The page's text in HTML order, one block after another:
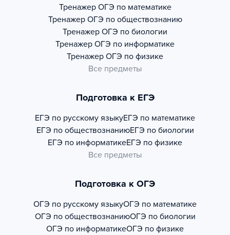
Тренажер ОГЭ по математике
Тренажер ОГЭ по обществознанию
Тренажер ОГЭ по биологии
Тренажер ОГЭ по информатике
Тренажер ОГЭ по физике
Все предметы
Подготовка к ЕГЭ
ЕГЭ по русскому языкуЕГЭ по математике
ЕГЭ по обществознаниюЕГЭ по биологии
ЕГЭ по информатикеЕГЭ по физике
Все предметы
Подготовка к ОГЭ
ОГЭ по русскому языкуОГЭ по математике
ОГЭ по обществознаниюОГЭ по биологии
ОГЭ по информатикеОГЭ по физике